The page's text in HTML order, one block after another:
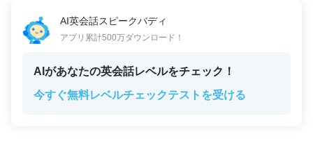
AI英会話スピークバディ
アプリ累計500万ダウンロード！
AIがあなたの英会話レベルをチェック！
今すぐ無料レベルチェックテストを受ける